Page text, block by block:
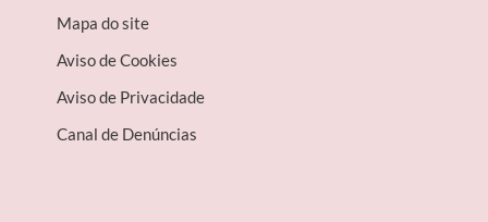
Mapa do site
Aviso de Cookies
Aviso de Privacidade
Canal de Denúncias